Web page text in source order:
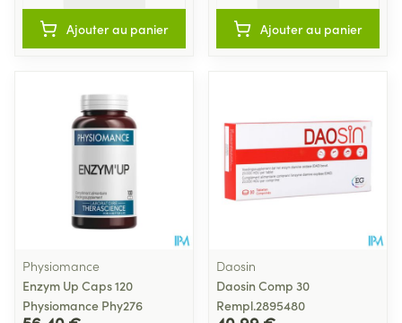
Ajouter au panier Ajouter au panier
Physiomance
Enzym Up Caps 120
Physiomance Phy276
Daosin
Daosin Comp 30
Rempl.2895480